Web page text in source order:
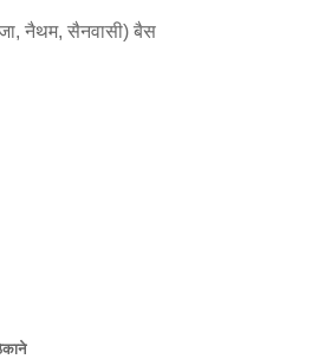
नैथम, सैनवासी) बैस